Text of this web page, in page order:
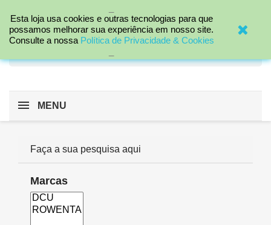

MENU
Faça a sua pesquisa aqui
Marcas
Esta loja usa cookies e outras tecnologias para que
possamos melhorar sua experiência em nosso site.
Consulte a nossa Política de Privacidade & Cookies